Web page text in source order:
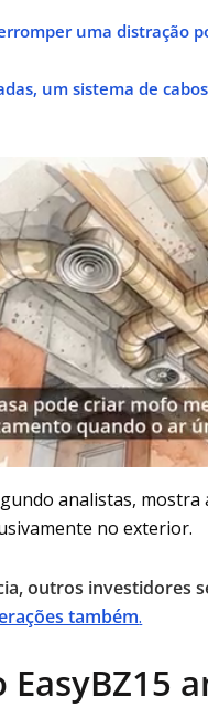
uma distração
um sistema de
analistas,
no exterior.
outros investidores
também.